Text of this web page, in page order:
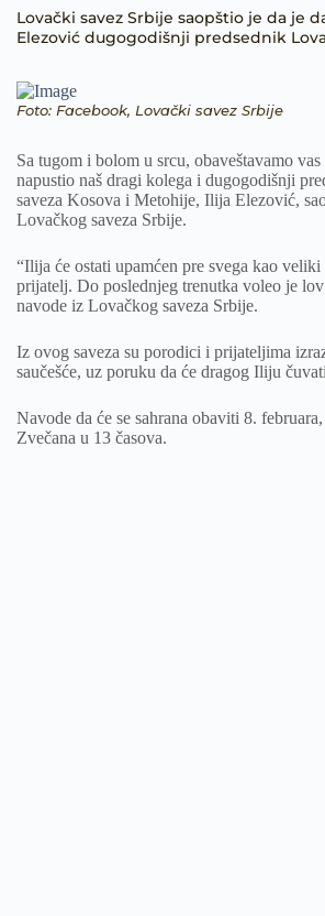
Lovački savez Srbije saopštio je da je
Elezović dugogodišnji predsednik
Foto: Facebook, Lovački savez Srbije
Sa tugom i bolom u srcu, obaveštavamo vas
napustio naš dragi kolega i dugogodišnji
saveza Kosova i Metohije, Ilija Elezović,
Lovačkog saveza Srbije.
“Ilija će ostati upamćen pre svega kao
prijatelj. Do poslednjeg trenutka voleo je
navode iz Lovačkog saveza Srbije.
Iz ovog saveza su porodici i prijateljima
saučešće, uz poruku da će dragog Iliju
Navode da će se sahrana obaviti 8.
Zvečana u 13 časova.